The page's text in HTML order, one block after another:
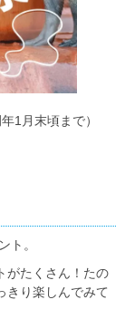
1月末頃まで）
ト。
がたくさん！たの
きり楽しんでみて